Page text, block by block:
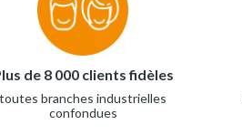
de 8 000 clients fidèles
toutes branches industrielles
confondues